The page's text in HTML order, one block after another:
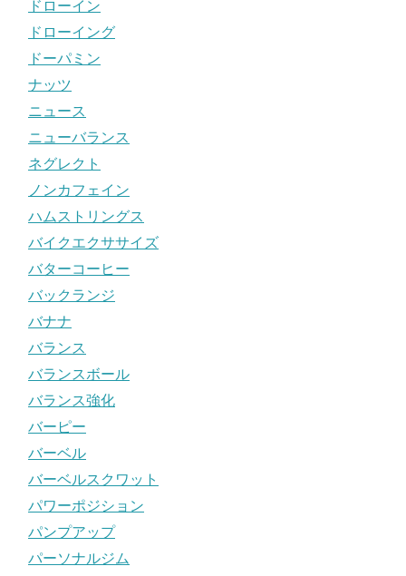
ドローイン
ドローイング
ドーパミン
ナッツ
ニュース
ニューバランス
ネグレクト
ノンカフェイン
ハムストリングス
バイクエクササイズ
バターコーヒー
バックランジ
バナナ
バランス
バランスボール
バランス強化
バーピー
バーベル
バーベルスクワット
パワーポジション
パンプアップ
パーソナルジム